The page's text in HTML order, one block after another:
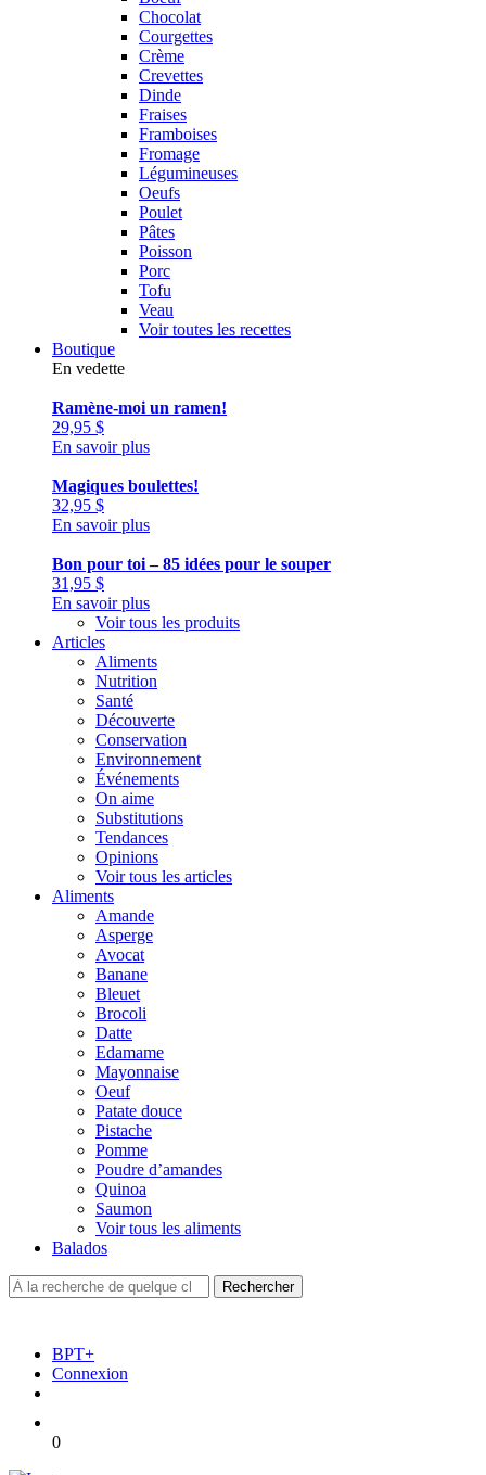
Chocolat
Courgettes
Crème
Crevettes
Dinde
Fraises
Framboises
Fromage
Légumineuses
Oeufs
Poulet
Pâtes
Poisson
Porc
Tofu
Veau
Voir toutes les recettes
Boutique
En vedette
Ramène-moi un ramen!
29,95 $
En savoir plus
Magiques boulettes!
32,95 $
En savoir plus
Bon pour toi – 85 idées pour le souper
31,95 $
En savoir plus
Voir tous les produits
Articles
Aliments
Nutrition
Santé
Découverte
Conservation
Environnement
Événements
On aime
Substitutions
Tendances
Opinions
Voir tous les articles
Aliments
Amande
Asperge
Avocat
Banane
Bleuet
Brocoli
Datte
Edamame
Mayonnaise
Oeuf
Patate douce
Pistache
Pomme
Poudre d’amandes
Quinoa
Saumon
Voir tous les aliments
Balados
BPT+
Connexion
0